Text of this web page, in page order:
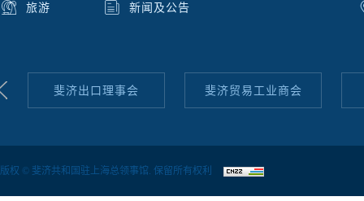
旅游 新闻及公告
会 斐济贸易工业商会 斐济移民局
版权 © 斐济共和国驻上海总领事馆. 保留所有权利